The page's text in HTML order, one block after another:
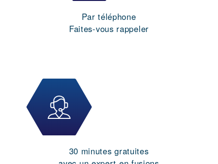
Par téléphone
Faites-vous rappeler
30 minutes gratuites